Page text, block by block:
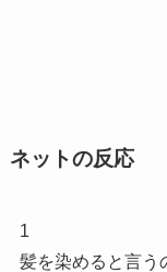
ネットの反応
1
髪を染めると言う